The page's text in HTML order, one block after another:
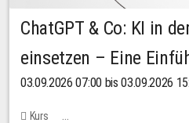
ChatGPT & Co: KI in
einsetzen – Eine
03.09.2026 07:00 bis 03.09.2026
Kurs